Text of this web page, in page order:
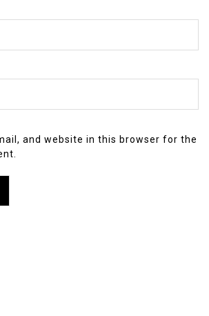
and website in this browser for the